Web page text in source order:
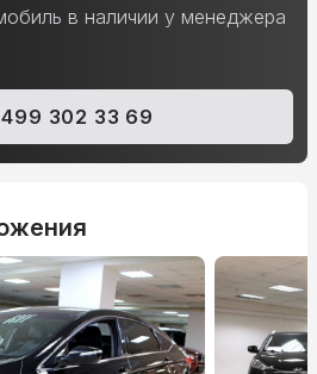
в наличии у менеджера
302 33 69